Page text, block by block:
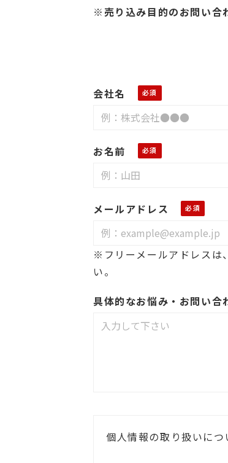
※売り込み目的のお問い合
会社名
お名前
メールアドレス
※フリーメールアドレスは
い。
具体的なお悩み・お問い合
個人情報の取り扱いにつ